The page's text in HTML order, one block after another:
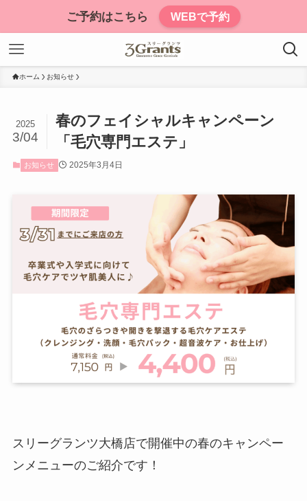
ご予約はこちら WEBで予約
ホーム お知らせ
春のフェイシャルキャンペーン
「毛穴専門エステ」
2025
3/04
お知らせ 2025年3月4日
スリーグランツ大橋店で開催中の春のキャンペー
ンメニューのご紹介です！